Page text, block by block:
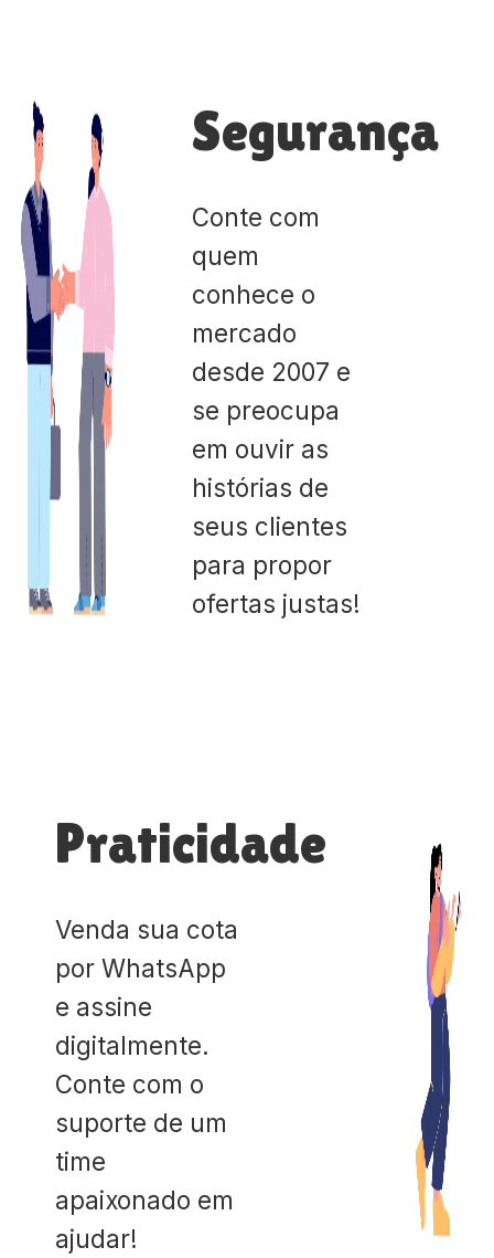
Segurança
Conte com
quem
conhece o
mercado
desde 2007 e
se preocupa
em ouvir as
histórias de
seus clientes
para propor
ofertas justas!
Praticidade
Venda sua cota
por WhatsApp
e assine
digitalmente.
Conte com o
suporte de um
time
apaixonado em
ajudar!